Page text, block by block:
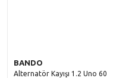
BANDO
Alternatör Kayışı 1.2 Uno 60